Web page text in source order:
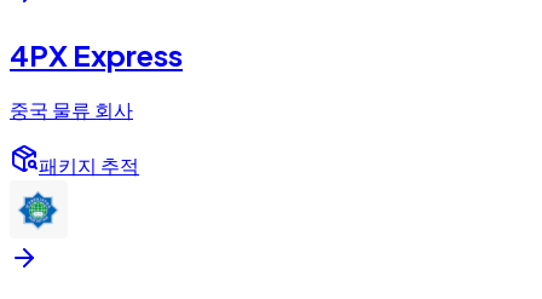
4PX Express
중국 물류 회사
패키지 추적